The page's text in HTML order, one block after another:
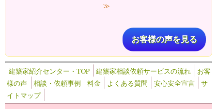
≫
お客様の声を見る
建築家紹介センター・TOP 建築家相談依頼サービスの流れ
お客
様の声
相談・依頼事例 料金 よくある質問 安心安全宣言
サ
イトマップ